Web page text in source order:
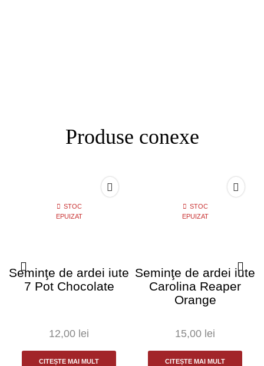
Produse conexe
STOC
EPUIZAT
Seminţe de ardei iute
7 Pot Chocolate
12,00 lei
CITEȘTE MAI MULT
STOC
EPUIZAT
Seminţe de ardei iute
Carolina Reaper
Orange
15,00 lei
CITEȘTE MAI MULT